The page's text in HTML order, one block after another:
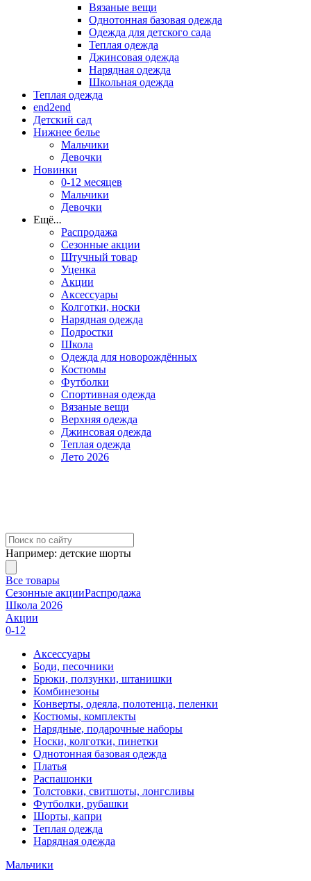
Вязаные вещи
Однотонная базовая одежда
Одежда для детского сада
Теплая одежда
Джинсовая одежда
Нарядная одежда
Школьная одежда
Теплая одежда
end2end
Детский сад
Нижнее белье
Мальчики
Девочки
Новинки
0-12 месяцев
Мальчики
Девочки
Ещё...
Распродажа
Сезонные акции
Штучный товар
Уценка
Акции
Аксессуары
Колготки, носки
Нарядная одежда
Подростки
Школа
Одежда для новорождённых
Костюмы
Футболки
Спортивная одежда
Вязаные вещи
Верхняя одежда
Джинсовая одежда
Теплая одежда
Лето 2026
Например: детские шорты
Все товары
Сезонные акцииРаспродажа
Школа 2026
Акции
0-12
Аксессуары
Боди, песочники
Брюки, ползунки, штанишки
Комбинезоны
Конверты, одеяла, полотенца, пеленки
Костюмы, комплекты
Нарядные, подарочные наборы
Носки, колготки, пинетки
Однотонная базовая одежда
Платья
Распашонки
Толстовки, свитшоты, лонгсливы
Футболки, рубашки
Шорты, капри
Теплая одежда
Нарядная одежда
Мальчики